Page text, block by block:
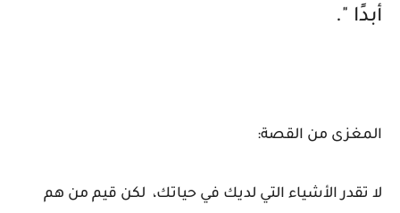
أبدًا ".
المغزى من القصة:
لا تقدر الأشياء التي لديك في حياتك، لكن قيم من هم